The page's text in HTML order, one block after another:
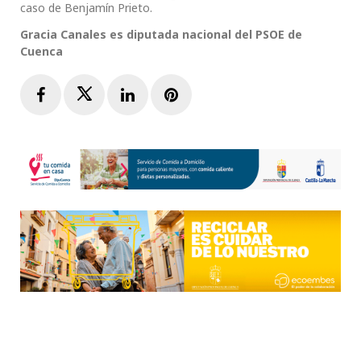
caso de Benjamín Prieto.
Gracia Canales es diputada nacional del PSOE de
Cuenca
FacebookTwitterLinkedInPinterest